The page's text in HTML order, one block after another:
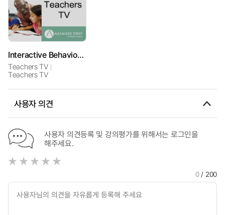
Interactive Behaviour Simulation - Paul Dix's Fixes: Episode 20
Teachers TV
Teachers TV
사용자 의견
사용자 의견등록 및 강의평가를 위해서는 로그인을
해주세요.
0/ 200